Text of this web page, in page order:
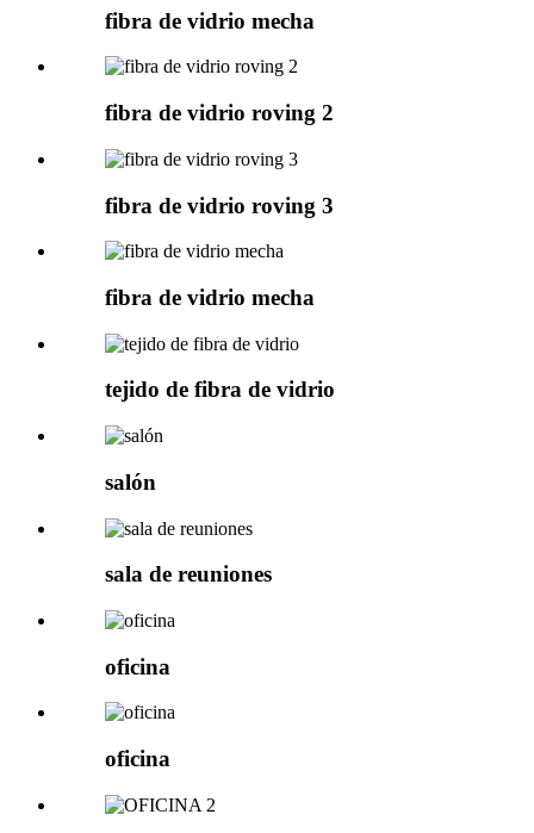
fibra de vidrio mecha
fibra de vidrio roving 2
fibra de vidrio roving 3
fibra de vidrio mecha
tejido de fibra de vidrio
salón
sala de reuniones
oficina
oficina